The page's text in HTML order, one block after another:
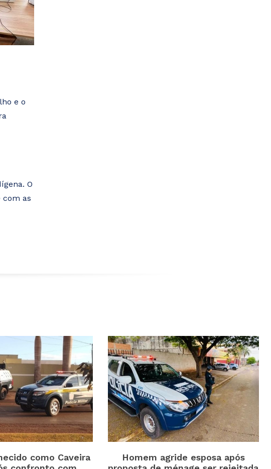
e o
O
com as
como Caveira
Homem agride esposa após